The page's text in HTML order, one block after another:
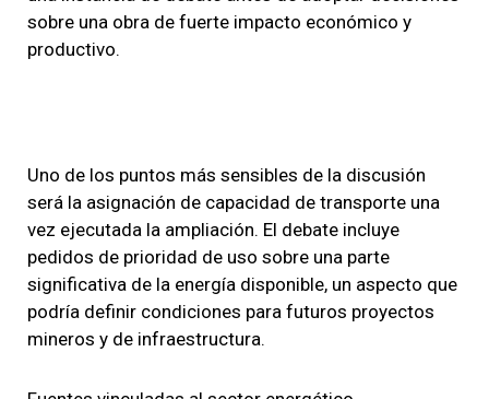
sobre una obra de fuerte impacto económico y
productivo.
Uno de los puntos más sensibles de la discusión
será la asignación de capacidad de transporte una
vez ejecutada la ampliación. El debate incluye
pedidos de prioridad de uso sobre una parte
significativa de la energía disponible, un aspecto que
podría definir condiciones para futuros proyectos
mineros y de infraestructura.